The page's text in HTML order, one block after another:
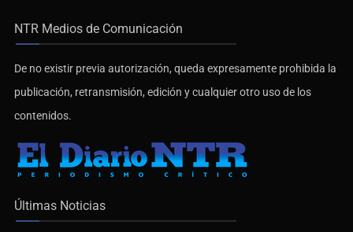
NTR Medios de Comunicación
De no existir previa autorización, queda expresamente prohibida la
publicación, retransmisión, edición y cualquier otro uso de los
contenidos.
Últimas Noticias